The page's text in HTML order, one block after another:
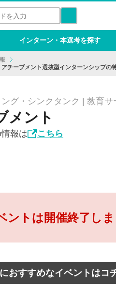
インターン・本選考を探す
チーブメント選抜型インターンシップの
グ・シンクタンク | 教育
メント
報は こちら
ントは開催終了しま
おすすめなイベントはコ